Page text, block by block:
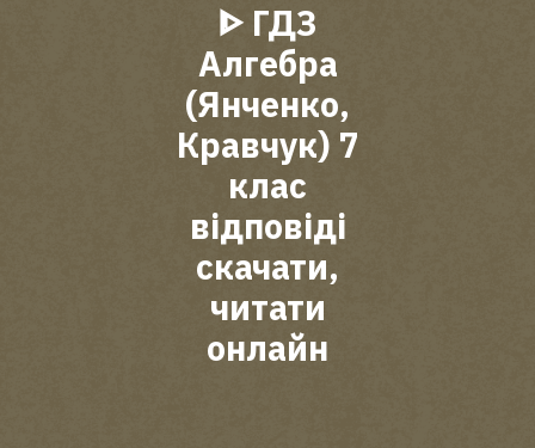
ᐈ ГДЗ
Алгебра
(Янченко,
Кравчук) 7
клас
відповіді
скачати,
читати
онлайн